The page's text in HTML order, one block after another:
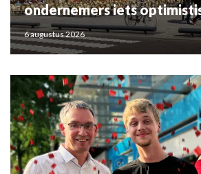
ondernemers iets
6 augustus 2026